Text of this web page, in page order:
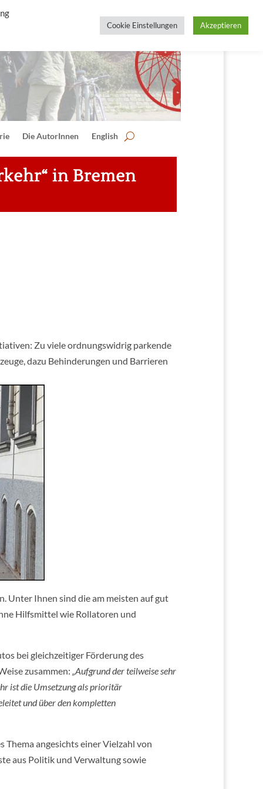
Die AutorInnen English
in Bremen
Zu viele ordnungswidrig parkende
dazu Behinderungen und Barrieren
Unter Ihnen sind die am meisten auf gut
Hilfsmittel wie Rollatoren und
bei gleichzeitiger Förderung des
zusammen:„Aufgrund der teilweise sehr
ist die Umsetzung als prioritär
und über den kompletten
angesichts einer Vielzahl von
aus Politik und Verwaltung sowie
Cookie Einstellungen Akzeptieren